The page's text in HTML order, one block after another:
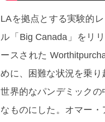
LAを拠点とする実験的
ル「Big Canada」をリ
ースされた
めに、困難な状況を乗
世界的なパンデミック
なものにした。オマー